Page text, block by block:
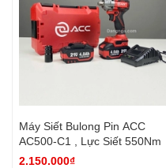
Máy Siết Bulong Pin ACC
AC500-C1 , Lực Siết 550Nm
2.150.000₫